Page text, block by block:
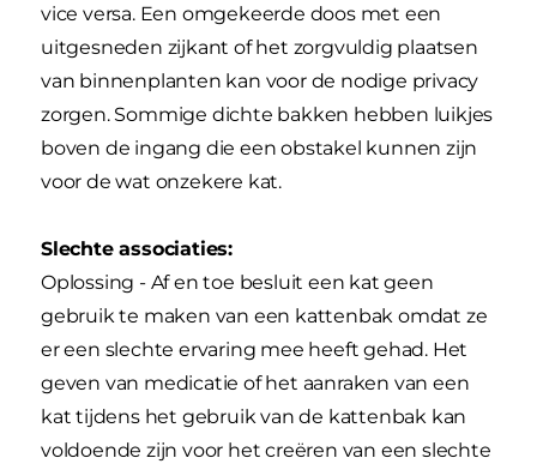
vice versa. Een omgekeerde doos met een
uitgesneden zijkant of het zorgvuldig plaatsen
van binnenplanten kan voor de nodige privacy
zorgen. Sommige dichte bakken hebben luikjes
boven de ingang die een obstakel kunnen zijn
voor de wat onzekere kat.
Slechte associaties:
Oplossing - Af en toe besluit een kat geen
gebruik te maken van een kattenbak omdat ze
er een slechte ervaring mee heeft gehad. Het
geven van medicatie of het aanraken van een
kat tijdens het gebruik van de kattenbak kan
voldoende zijn voor het creëren van een slechte